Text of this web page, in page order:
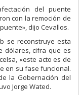
del puente
con la remoción de
dijo Cevallos.
se reconstruye esta
dólares, cifra que es
«este acto es de
en su fase funcional.
la Gobernación del
Jorge Wated.